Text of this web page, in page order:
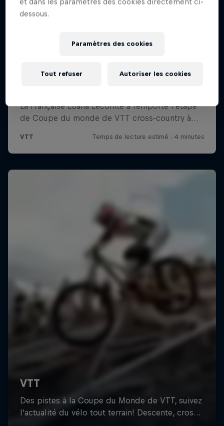
dessous.
Paramètres des cookies
Tout refuser Autoriser les cookies